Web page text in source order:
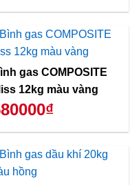
gas COMPOSITE
12kg màu vàng